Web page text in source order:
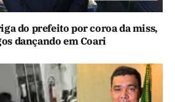
do prefeito por coroa da miss,
dançando em Coari